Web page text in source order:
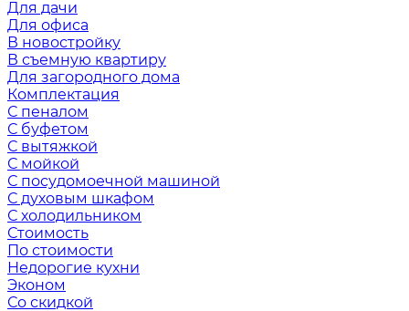
Для дачи
Для офиса
В новостройку
В съемную квартиру
Для загородного дома
Комплектация
С пеналом
С буфетом
С вытяжкой
С мойкой
С посудомоечной машиной
С духовым шкафом
С холодильником
Стоимость
По стоимости
Недорогие кухни
Эконом
Со скидкой